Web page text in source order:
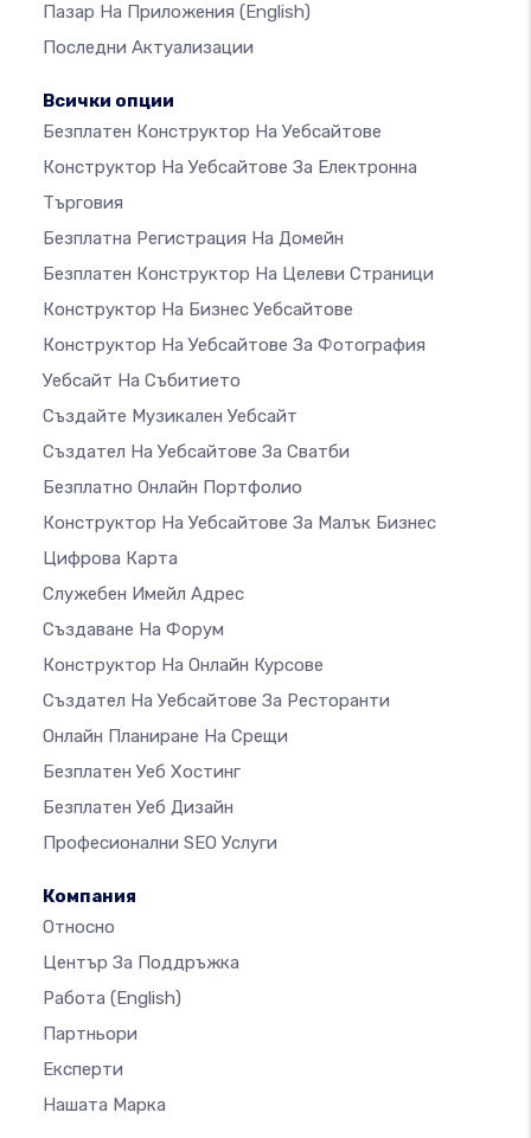
Пазар На Приложения (English)
Последни Актуализации
Всички опции
Безплатен Конструктор На Уебсайтове
Конструктор На Уебсайтове За Електронна
Търговия
Безплатна Регистрация На Домейн
Безплатен Конструктор На Целеви Страници
Конструктор На Бизнес Уебсайтове
Конструктор На Уебсайтове За Фотография
Уебсайт На Събитието
Създайте Музикален Уебсайт
Създател На Уебсайтове За Сватби
Безплатно Онлайн Портфолио
Конструктор На Уебсайтове За Малък Бизнес
Цифрова Карта
Служебен Имейл Адрес
Създаване На Форум
Конструктор На Онлайн Курсове
Създател На Уебсайтове За Ресторанти
Онлайн Планиране На Срещи
Безплатен Уеб Хостинг
Безплатен Уеб Дизайн
Професионални SEO Услуги
Компания
Относно
Център За Поддръжка
Работа (English)
Партньори
Експерти
Нашата Марка